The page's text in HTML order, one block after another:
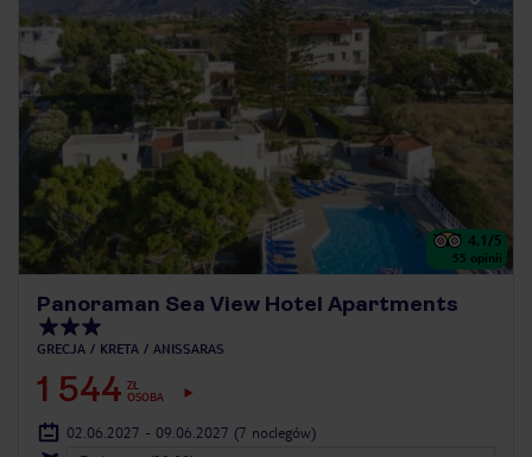
4.1/5
55 opinii
Panoraman Sea View Hotel Apartments
GRECJA KRETA ANISSARAS
1 544 ZŁ
OSOBA
02.06.2027 - 09.06.2027 (7 noclegów)